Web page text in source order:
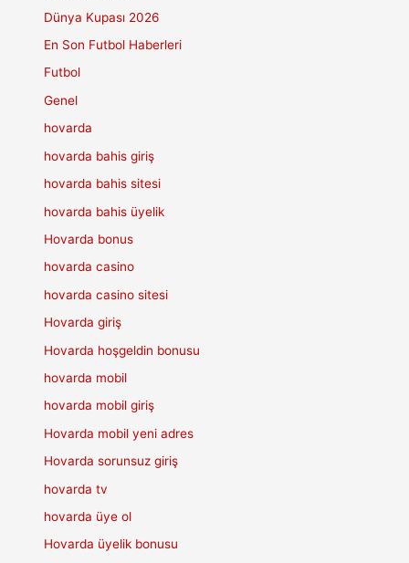
Dünya Kupası 2026
En Son Futbol Haberleri
Futbol
Genel
hovarda
hovarda bahis giriş
hovarda bahis sitesi
hovarda bahis üyelik
Hovarda bonus
hovarda casino
hovarda casino sitesi
Hovarda giriş
Hovarda hoşgeldin bonusu
hovarda mobil
hovarda mobil giriş
Hovarda mobil yeni adres
Hovarda sorunsuz giriş
hovarda tv
hovarda üye ol
Hovarda üyelik bonusu